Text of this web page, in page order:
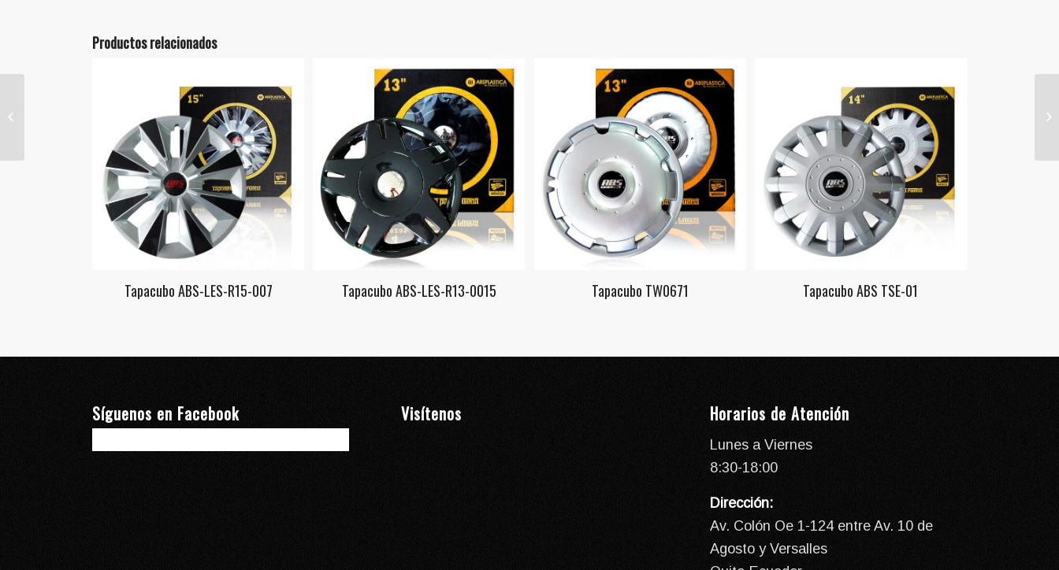
Productos relacionados
Tapacubo ABS-LES-R15-007 Tapacubo ABS-LES-R13-0015 Tapacubo TW0671 Tapacubo ABS TSE-01
Síguenos en Facebook Visítenos Horarios de Atención
Lunes a Viernes
8:30-18:00
Dirección:
Av. Colón Oe 1-124 entre Av. 10 de
Agosto y Versalles